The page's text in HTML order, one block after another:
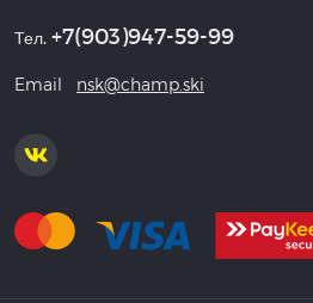
Тел. +7(903)947-59-99
Email nsk@champ.ski